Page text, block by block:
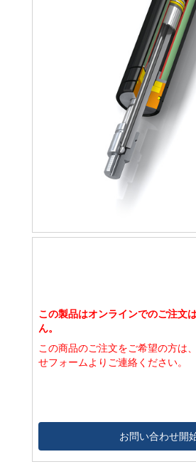
この製品はオンラインでのご注文
ん。
この商品のご注文をご希望の方は
せフォームよりご連絡ください。
お問い合わせ開